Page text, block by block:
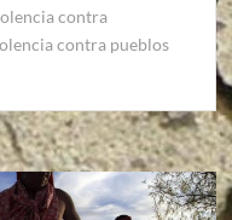
contra
contra pueblos